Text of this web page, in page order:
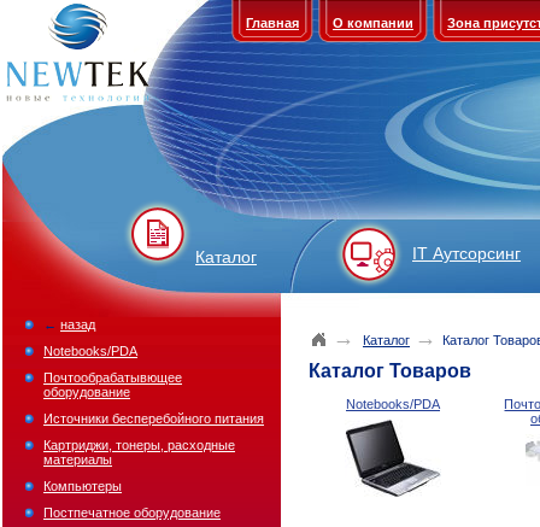
Главная О компании Зона
Каталог IT Аутсорсинг
→ Каталог → Каталог
Каталог Товаров
Notebooks/PDA
← назад
Notebooks/PDA
Почтообрабатывющее
оборудование
Источники бесперебойного питания
Картриджи, тонеры, расходные
материалы
Компьютеры
Постпечатное оборудование